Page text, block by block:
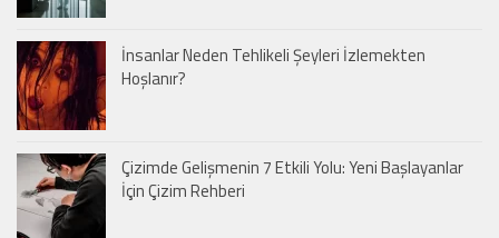
İnsanlar Neden Tehlikeli Şeyleri İzlemekten
Hoşlanır?
Çizimde Gelişmenin 7 Etkili Yolu: Yeni Başlayanlar
İçin Çizim Rehberi